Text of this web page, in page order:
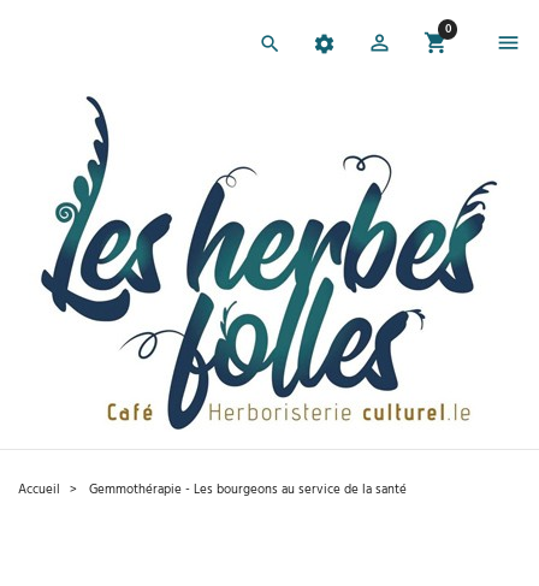
0
Accueil Gemmothérapie - Les bourgeons au service de la santé